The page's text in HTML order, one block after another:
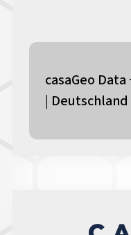
casaGeo
| Deutschland